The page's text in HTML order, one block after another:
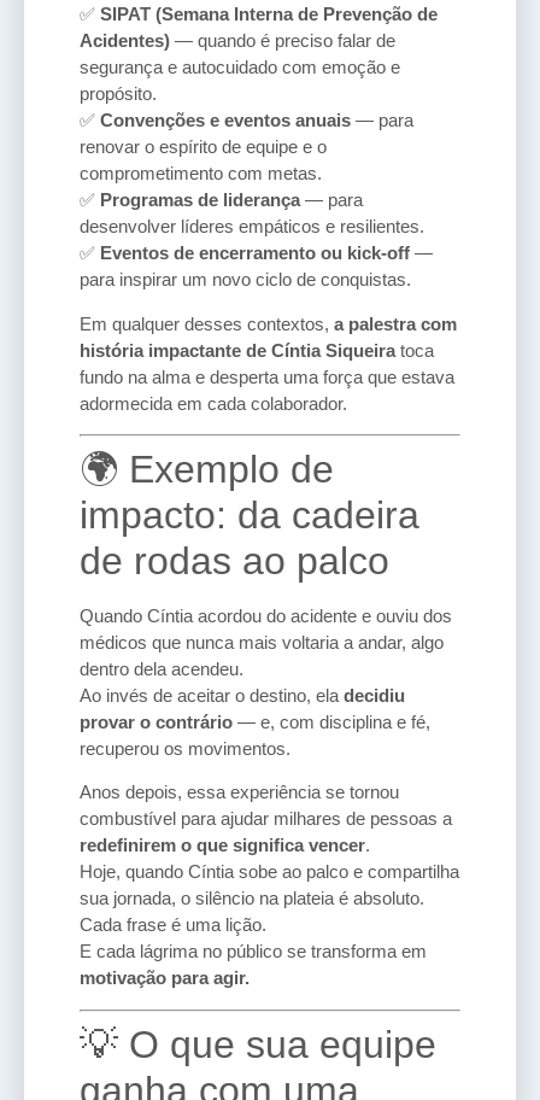
✅ SIPAT (Semana Interna de Prevenção de
Acidentes) — quando é preciso falar de
segurança e autocuidado com emoção e
propósito.
✅ Convenções e eventos anuais — para
renovar o espírito de equipe e o
comprometimento com metas.
✅ Programas de liderança— para
desenvolver líderes empáticos e resilientes.
✅ Eventos de encerramento ou kick-off —
para inspirar um novo ciclo de conquistas.
Em qualquer desses contextos, a palestra com
história impactante de Cíntia Siqueiratoca
fundo na alma e desperta uma força que estava
adormecida em cada colaborador.
🌍 Exemplo de
impacto: da cadeira
de rodas ao palco
Quando Cíntia acordou do acidente e ouviu dos
médicos que nunca mais voltaria a andar, algo
dentro dela acendeu.
Ao invés de aceitar o destino, ela decidiu
provar o contrário — e, com disciplina e fé,
recuperou os movimentos.
Anos depois, essa experiência se tornou
combustível para ajudar milhares de pessoas a
redefinirem o que significa vencer.
Hoje, quando Cíntia sobe ao palco e compartilha
sua jornada, o silêncio na plateia é absoluto.
Cada frase é uma lição.
E cada lágrima no público se transforma em
motivação para agir.
💡 O que sua equipe
ganha com uma